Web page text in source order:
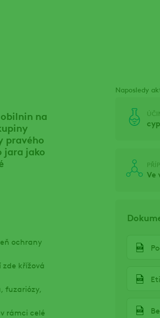
Naposledy
na
pravého
jara jako
ochrany
křížová
fuzariózy,
rámci celé
Ve